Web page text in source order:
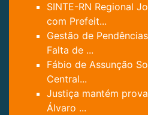
SINTE-RN Regional
com Prefeit...
Gestão de
Falta de ...
Fábio de Assunção
Central...
Justiça mantém
Álvaro ...